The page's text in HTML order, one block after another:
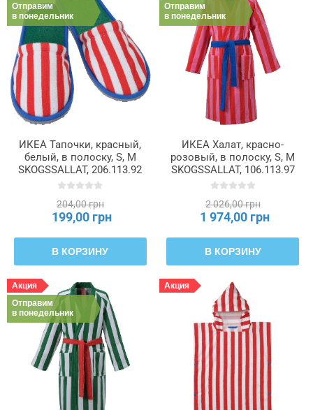
Отправим
в понедельник
ИКЕА Тапочки, красный,
белый, в полоску, S, M
SKOGSSALLAT, 206.113.92
204,00 грн
199,00 грн
В КОРЗИНУ
Отправим
в понедельник
ИКЕА Халат, красно-
розовый, в полоску, S, M
SKOGSSALLAT, 106.113.97
2 026,00 грн
1 974,00 грн
В КОРЗИНУ
Акция
Отправим
в понедельник
Акция